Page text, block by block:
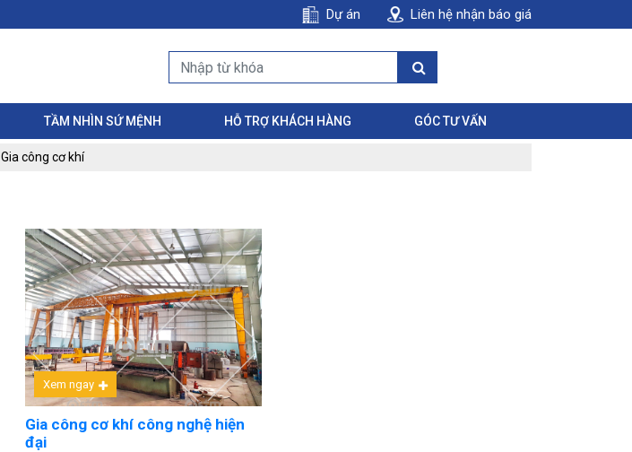
Dự án Liên hệ nhận báo giá
TẦM NHÌN SỨ MỆNH HỖ TRỢ KHÁCH HÀNG GÓC TƯ VẤN
Gia công cơ khí
Xem ngay
Gia công cơ khí công nghệ hiện
đại